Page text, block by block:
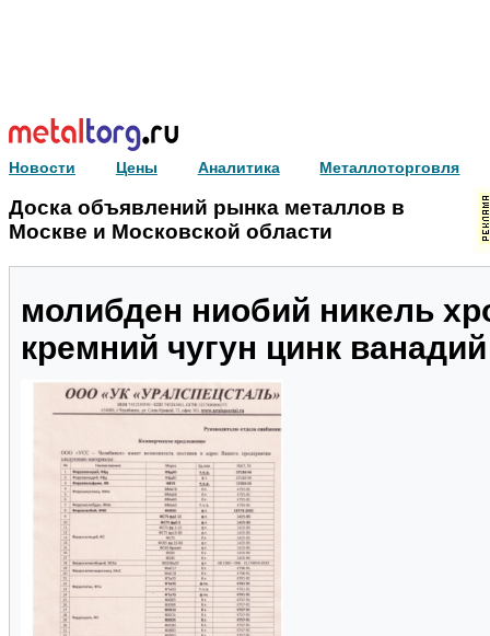
Новости Цены Аналитика Металлоторговля
Доска объявлений рынка металлов в
Москве и Московской области
молибден ниобий никель
кремний чугун цинк